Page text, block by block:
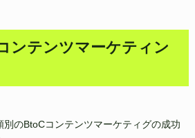
ンテンツマーケティン
別のBtoCコンテンツマーケティグの成功